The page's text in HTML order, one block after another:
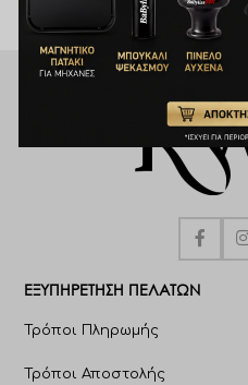
ΕΞΥΠΗΡΈΤΗΣΗ ΠΕΛΑΤΩΝ
Τρόποι Πληρωμής
Τρόποι Αποστολής